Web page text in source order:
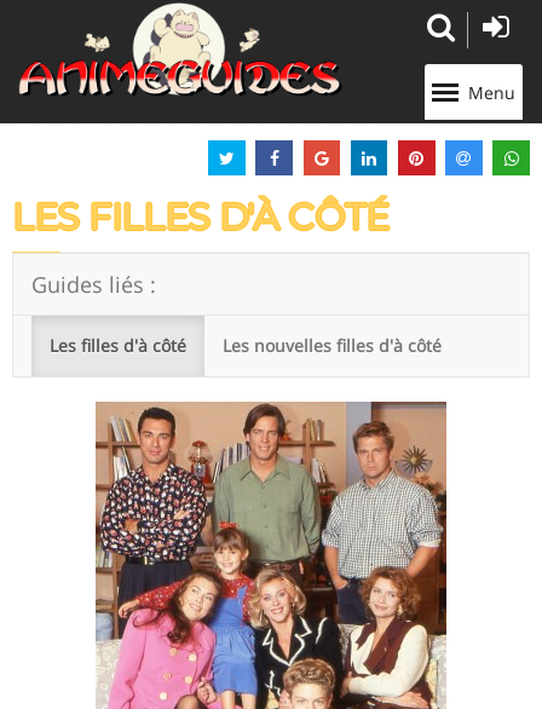
Menu
LES FILLES D'À CÔTÉ
Guides liés :
Les filles d'à côté Les nouvelles filles d'à côté
Panneau de gestion des cookies